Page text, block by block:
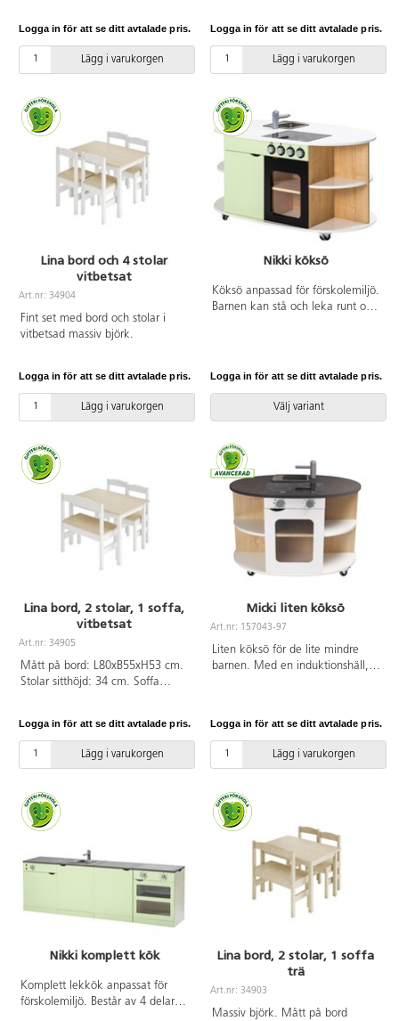
Logga in för att se ditt avtalade pris.
Lägg i varukorgen
graderingar, öppningsbara luckor
och utdragbar plåt, diskho samt
bra hyllförvaring i överskåp. Stora
många olika miljöer. Höga ben
förenklar städning. Av kraftig,
lackerad, FSC-godkänd plywood.
Diskbalja av PP. Levereras i 2
delar som enkelt skruvas ihop.
Ska förankras i vägg. Från 2 år.
Logga in för att se ditt avtalade pris.
Lägg i varukorgen
Lina bord och 4 stolar
vitbetsat
Art.nr: 34904
Fint set med bord och stolar i
vitbetsad massiv björk.
Logga in för att se ditt avtalade pris.
Lägg i varukorgen
Nikki köksö
Köksö anpassad för förskolemiljö.
Barnen kan stå och leka runt om:
spånskiva, 16 mm MDF för
spisfönster i akrylplast och
spishäll i PET. Mått:
3 år. Vikt 47 kg. Levereras
monterad.
Logga in för att se ditt avtalade pris.
Välj variant
Lina bord, 2 stolar, 1 soffa,
vitbetsat
Art.nr: 34905
Mått på bord: L80xB55xH53 cm.
Stolar sitthöjd: 34 cm. Soffa
Logga in för att se ditt avtalade pris.
Lägg i varukorgen
Micki liten köksö
Art.nr: 157043-97
Liten köksö för de lite mindre
barnen. Med en induktionshäll,
Logga in för att se ditt avtalade pris.
Lägg i varukorgen
Nikki komplett kök
Komplett lekkök anpassat för
förskolemiljö. Består av 4 delar:
Lina bord, 2 stolar, 1 soffa
trä
Art.nr: 34903
Massiv björk. Mått på bord